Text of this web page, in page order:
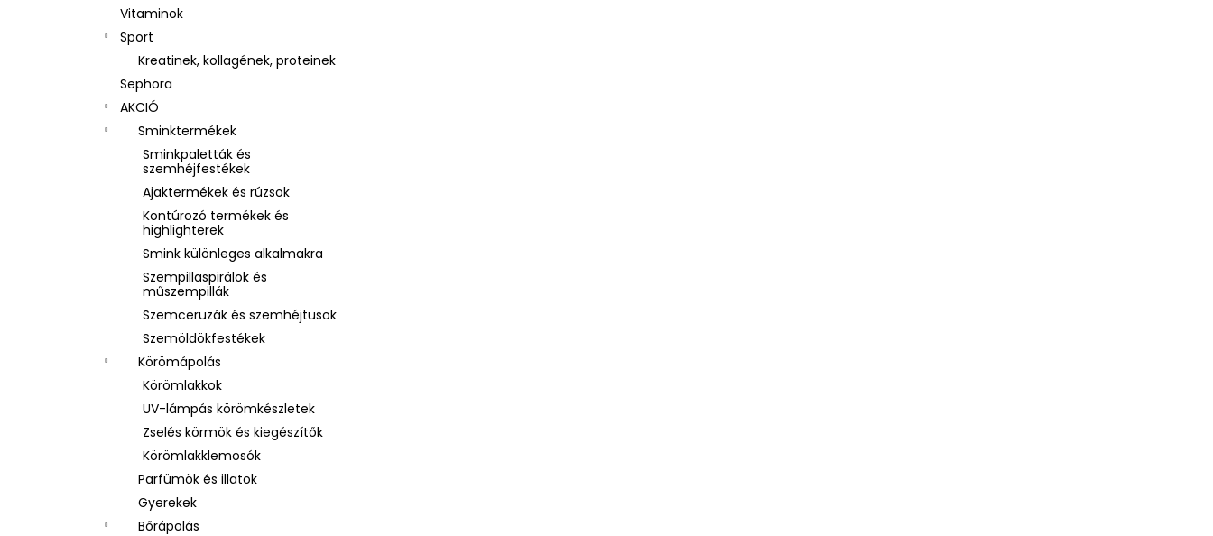
Vitaminok
Sport
Kreatinek, kollagének, proteinek
Sephora
AKCIÓ
Sminktermékek
Sminkpaletták és
szemhéjfestékek
Ajaktermékek és rúzsok
Kontúrozó termékek és
highlighterek
Smink különleges alkalmakra
Szempillaspirálok és
műszempillák
Szemceruzák és szemhéjtusok
Szemöldökfestékek
Körömápolás
Körömlakkok
UV-lámpás körömkészletek
Zselés körmök és kiegészítők
Körömlakklemosók
Parfümök és illatok
Gyerekek
Bőrápolás